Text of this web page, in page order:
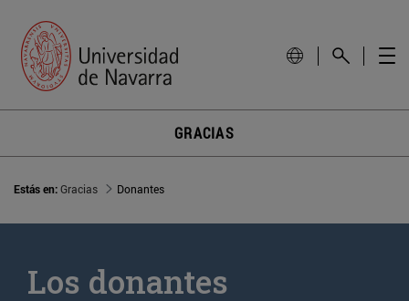
GRACIAS
Estás en:Gracias Donantes
Los donantes